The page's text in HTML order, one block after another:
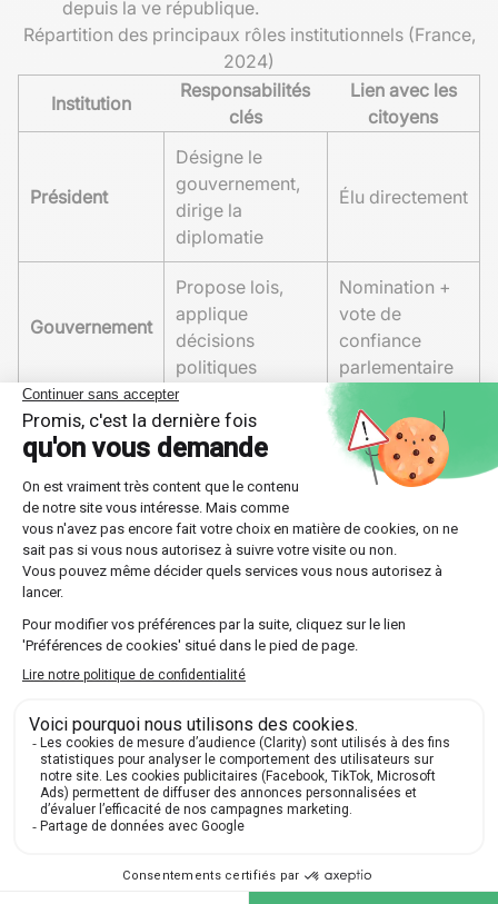
depuis la ve république.
Répartition des principaux rôles institutionnels (France,
2024)
Institution
Responsabilités
clés
Lien avec les
citoyens
Président
Désigne le
gouvernement,
dirige la
diplomatie
Élu directement
Gouvernement
Propose lois,
applique
décisions
politiques
Nomination +
vote de
confiance
parlementaire
Parlement
Vote lois,
contrôle
l'exécutif
Députés élus,
sénateurs
indirectement
Citoyens
Élisent les
représentants,
recours
Élections,
Erreurs fréquentes sur la vie politique
Certains pensent que leprésidenta tous les pouvoirs,
oubliant laséparation des pouvoirs. Or, leParlement
contrôle l'exécutif et c'est bien la majorité qui
détermine souvent la vigueur de l'action
gouvernementale. D'autres croient que seuls les grands
syndicats, médias et associations pèsent également sur